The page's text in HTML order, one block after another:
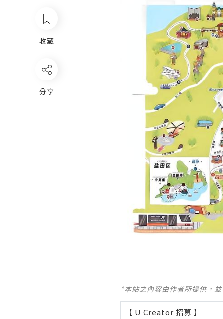
收藏
分享
*本站之內容由作者所提供，
【 U Creator 招募 】